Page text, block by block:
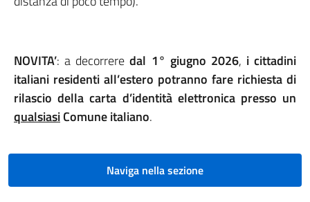
NOVITA’: a decorreredal 1° giugno 2026, i cittadini
italiani residenti all’estero potranno fare richiesta di
rilascio della carta d’identità elettronica presso un
qualsiasiComune italiano.
Naviga nella sezione